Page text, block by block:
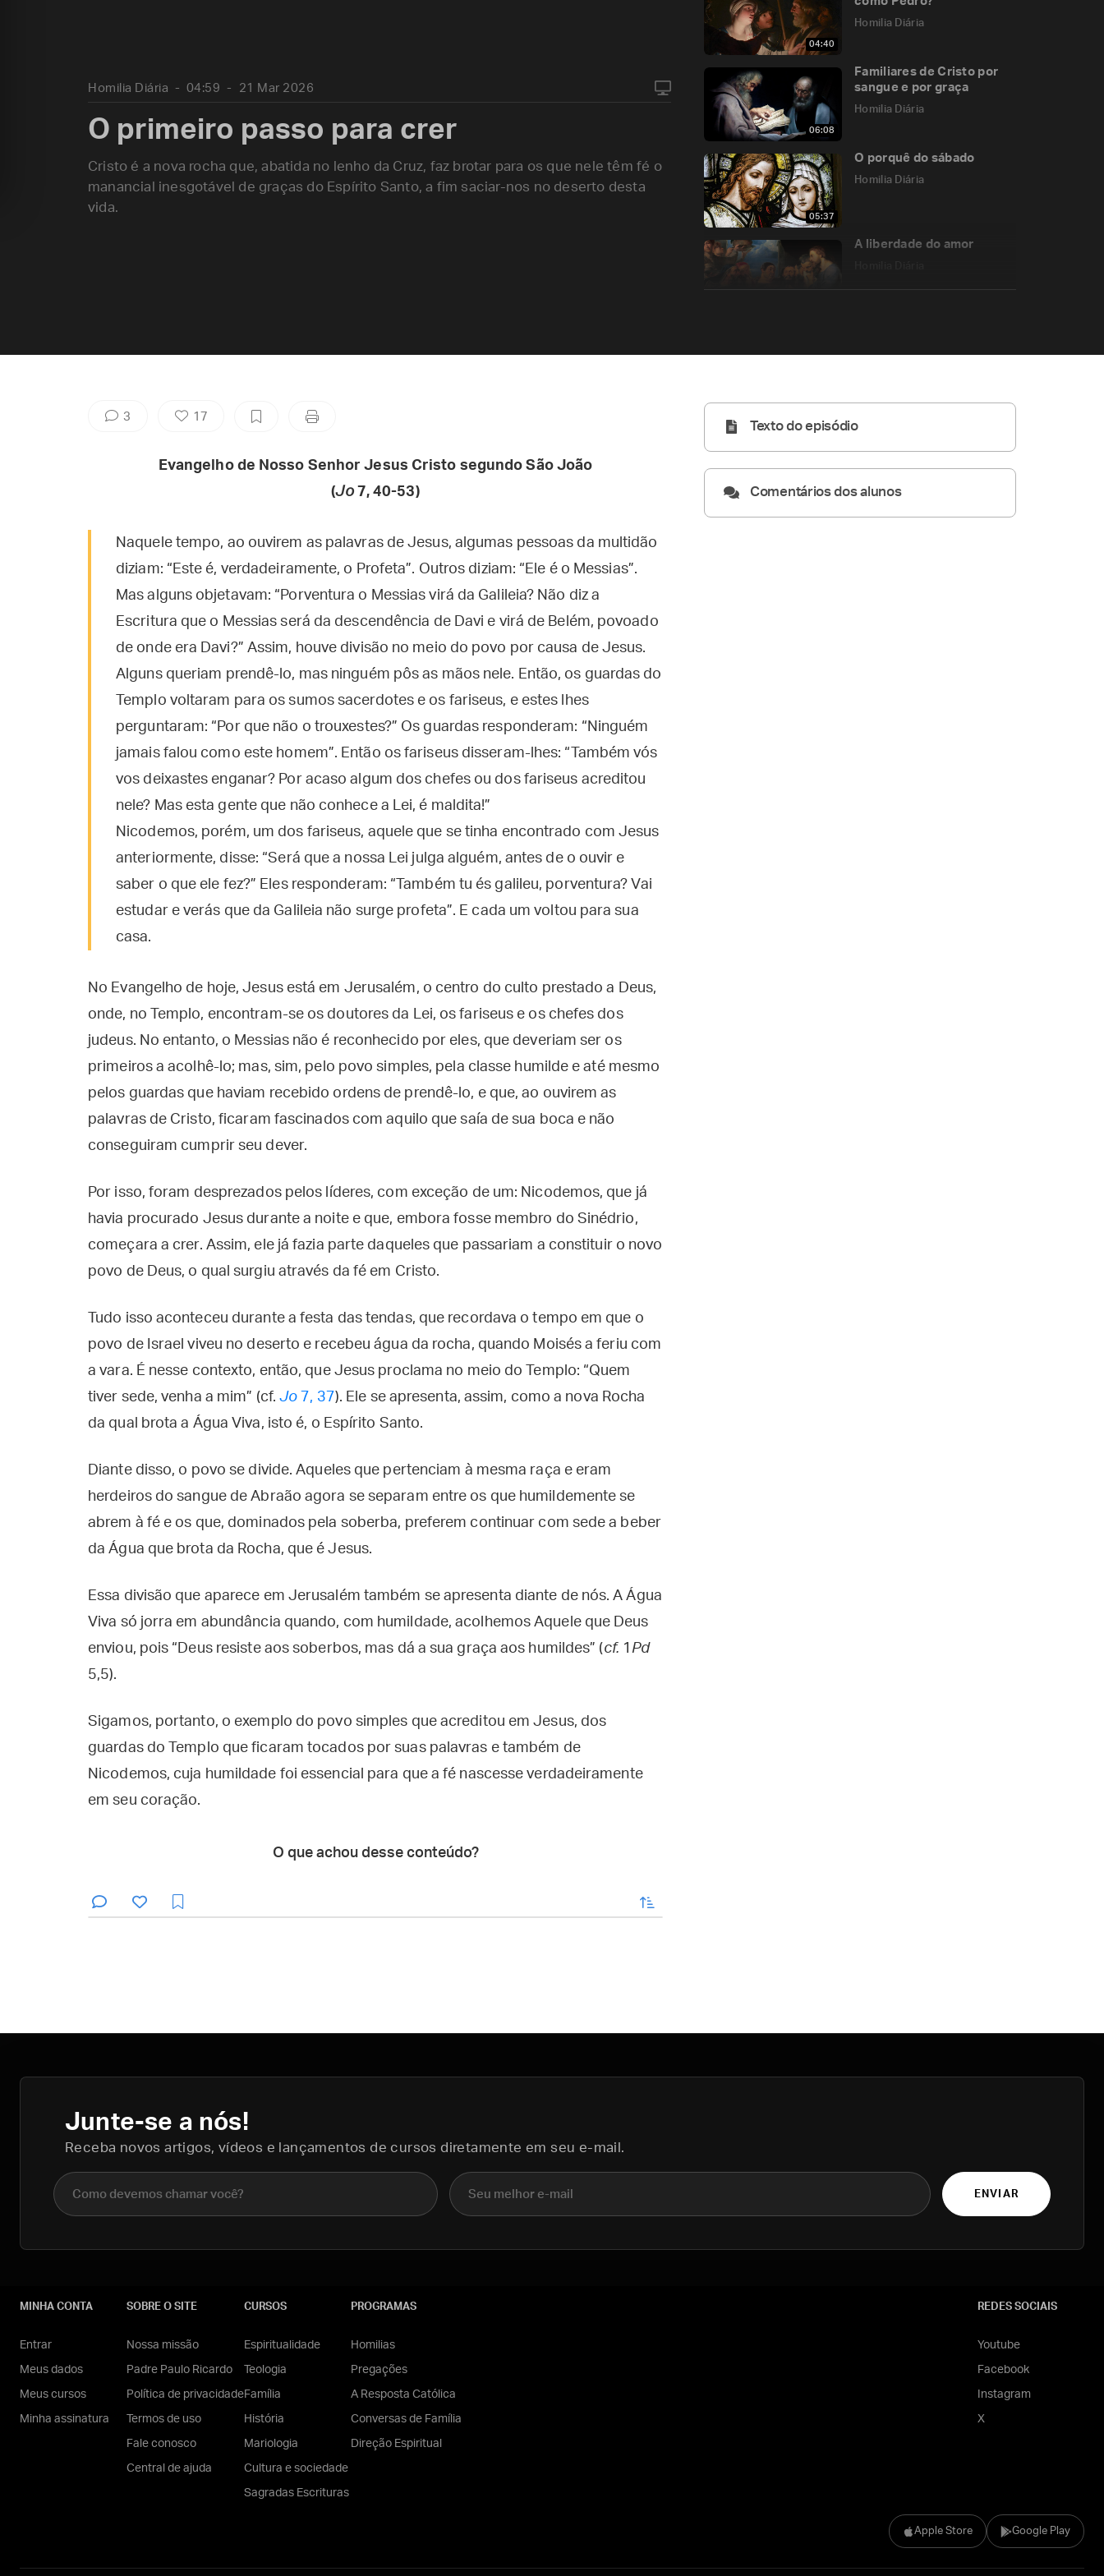
04:40
Homilia Diária
06:08
Familiares de Cristo por
sangue e por graça
Homilia Diária
05:37
O porquê do sábado
Homilia Diária
A liberdade do amor
Homilia Diária 04:59 21 Mar 2026
O primeiro passo para crer
Cristo é a nova rocha que, abatida no lenho da Cruz, faz brotar para os que nele têm fé o
manancial inesgotável de graças do Espírito Santo, a fim saciar-nos no deserto desta
vida.
3 17
Evangelho de Nosso Senhor Jesus Cristo segundo São João
(Jo7, 40-53)
Naquele tempo, ao ouvirem as palavras de Jesus, algumas pessoas da multidão
diziam: “Este é, verdadeiramente, o Profeta”. Outros diziam: “Ele é o Messias”.
Mas alguns objetavam: “Porventura o Messias virá da Galileia? Não diz a
Escritura que o Messias será da descendência de Davi e virá de Belém, povoado
de onde era Davi?” Assim, houve divisão no meio do povo por causa de Jesus.
Alguns queriam prendê-lo, mas ninguém pôs as mãos nele. Então, os guardas do
Templo voltaram para os sumos sacerdotes e os fariseus, e estes lhes
perguntaram: “Por que não o trouxestes?” Os guardas responderam: “Ninguém
jamais falou como este homem”. Então os fariseus disseram-lhes: “Também vós
vos deixastes enganar? Por acaso algum dos chefes ou dos fariseus acreditou
nele? Mas esta gente que não conhece a Lei, é maldita!”
Nicodemos, porém, um dos fariseus, aquele que se tinha encontrado com Jesus
anteriormente, disse: “Será que a nossa Lei julga alguém, antes de o ouvir e
saber o que ele fez?” Eles responderam: “Também tu és galileu, porventura? Vai
estudar e verás que da Galileia não surge profeta”. E cada um voltou para sua
casa.
No Evangelho de hoje, Jesus está em Jerusalém, o centro do culto prestado a Deus,
onde, no Templo, encontram-se os doutores da Lei, os fariseus e os chefes dos
judeus. No entanto, o Messias não é reconhecido por eles, que deveriam ser os
primeiros a acolhê-lo; mas, sim, pelo povo simples, pela classe humilde e até mesmo
pelos guardas que haviam recebido ordens de prendê-lo, e que, ao ouvirem as
palavras de Cristo, ficaram fascinados com aquilo que saía de sua boca e não
conseguiram cumprir seu dever.
Por isso, foram desprezados pelos líderes, com exceção de um: Nicodemos, que já
havia procurado Jesus durante a noite e que, embora fosse membro do Sinédrio,
começara a crer. Assim, ele já fazia parte daqueles que passariam a constituir o novo
povo de Deus, o qual surgiu através da fé em Cristo.
Tudo isso aconteceu durante a festa das tendas, que recordava o tempo em que o
povo de Israel viveu no deserto e recebeu água da rocha, quando Moisés a feriu com
a vara. É nesse contexto, então, que Jesus proclama no meio do Templo: “Quem
tiver sede, venha a mim” (cf.Jo 7, 37). Ele se apresenta, assim, como a nova Rocha
da qual brota a Água Viva, isto é, o Espírito Santo.
Diante disso, o povo se divide. Aqueles que pertenciam à mesma raça e eram
herdeiros do sangue de Abraão agora se separam entre os que humildemente se
abrem à fé e os que, dominados pela soberba, preferem continuar com sede a beber
da Água que brota da Rocha, que é Jesus.
Essa divisão que aparece em Jerusalém também se apresenta diante de nós. A Água
Viva só jorra em abundância quando, com humildade, acolhemos Aquele que Deus
enviou, pois “Deus resiste aos soberbos, mas dá a sua graça aos humildes” (cf. 1Pd
5,5).
Sigamos, portanto, o exemplo do povo simples que acreditou em Jesus, dos
guardas do Templo que ficaram tocados por suas palavras e também de
Nicodemos, cuja humildade foi essencial para que a fé nascesse verdadeiramente
em seu coração.
O que achou desse conteúdo?
enviar
Texto do episódio
Comentários dos alunos
Junte-se a nós!
Receba novos artigos, vídeos e lançamentos de cursos diretamente em seu e-mail.
Nome completo E-mail
ENVIAR
Apple Store Google Play
MINHA CONTA
Entrar
Meus dados
Meus cursos
Minha assinatura
SOBRE O SITE
Nossa missão
Padre Paulo Ricardo
Política de privacidade
Termos de uso
Fale conosco
Central de ajuda
CURSOS
Espiritualidade
Teologia
Família
História
Mariologia
Cultura e sociedade
Sagradas Escrituras
PROGRAMAS
Homilias
Pregações
A Resposta Católica
Conversas de Família
Direção Espiritual
REDES SOCIAIS
Youtube
Facebook
Instagram
X